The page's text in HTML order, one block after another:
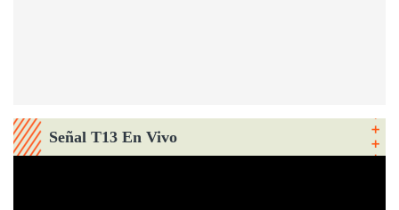
Señal T13 En Vivo